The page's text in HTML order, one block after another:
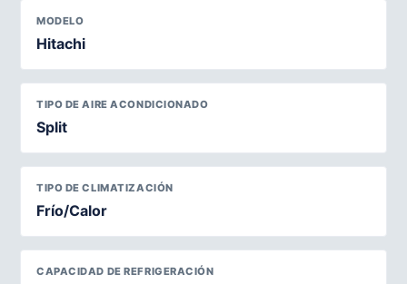
MODELO
Hitachi
TIPO DE AIRE ACONDICIONADO
Split
TIPO DE CLIMATIZACIÓN
Frío/Calor
CAPACIDAD DE REFRIGERACIÓN